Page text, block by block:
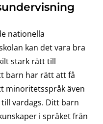
nationella
kan det vara bra
stark rätt till
barn har rätt att få
minoritetsspråk även
vardags. Ditt barn
i språket från